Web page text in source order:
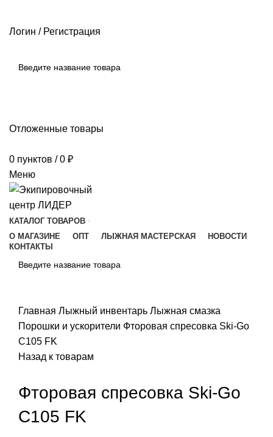
Логин / Регистрация
Отложенные товары
0 пунктов / 0 ₽
Меню
КАТАЛОГ ТОВАРОВ
О МАГАЗИНЕ
ОПТ ЛЫЖНАЯ МАСТЕРСКАЯ
НОВОСТИ
КОНТАКТЫ
Главная Лыжный инвентарь Лыжная смазка
Порошки и ускорители Фторовая спресовка Ski-Go
С105 FK
Назад к товарам
Фторовая спресовка Ski-Go
С105 FK